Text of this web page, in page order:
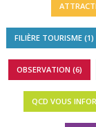
FILIÈRE TOURISME (1)
OBSERVATION (6)
QCD VOUS